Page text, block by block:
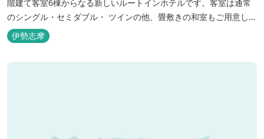
階建て客室6棟からなる新しいルートインホテルです。客室は通常
のシングル・セミダブル・ ツインの他、畳敷きの和室もご用意して
おります。 （和室はベッドが設置されています）靴を脱いでお部屋
でおくつろぎください。 また、朝食バイキング無料サービス（営業
時間6:30～900）、大浴場完備、全室インターネット回線完備（Wi-
伊勢志摩